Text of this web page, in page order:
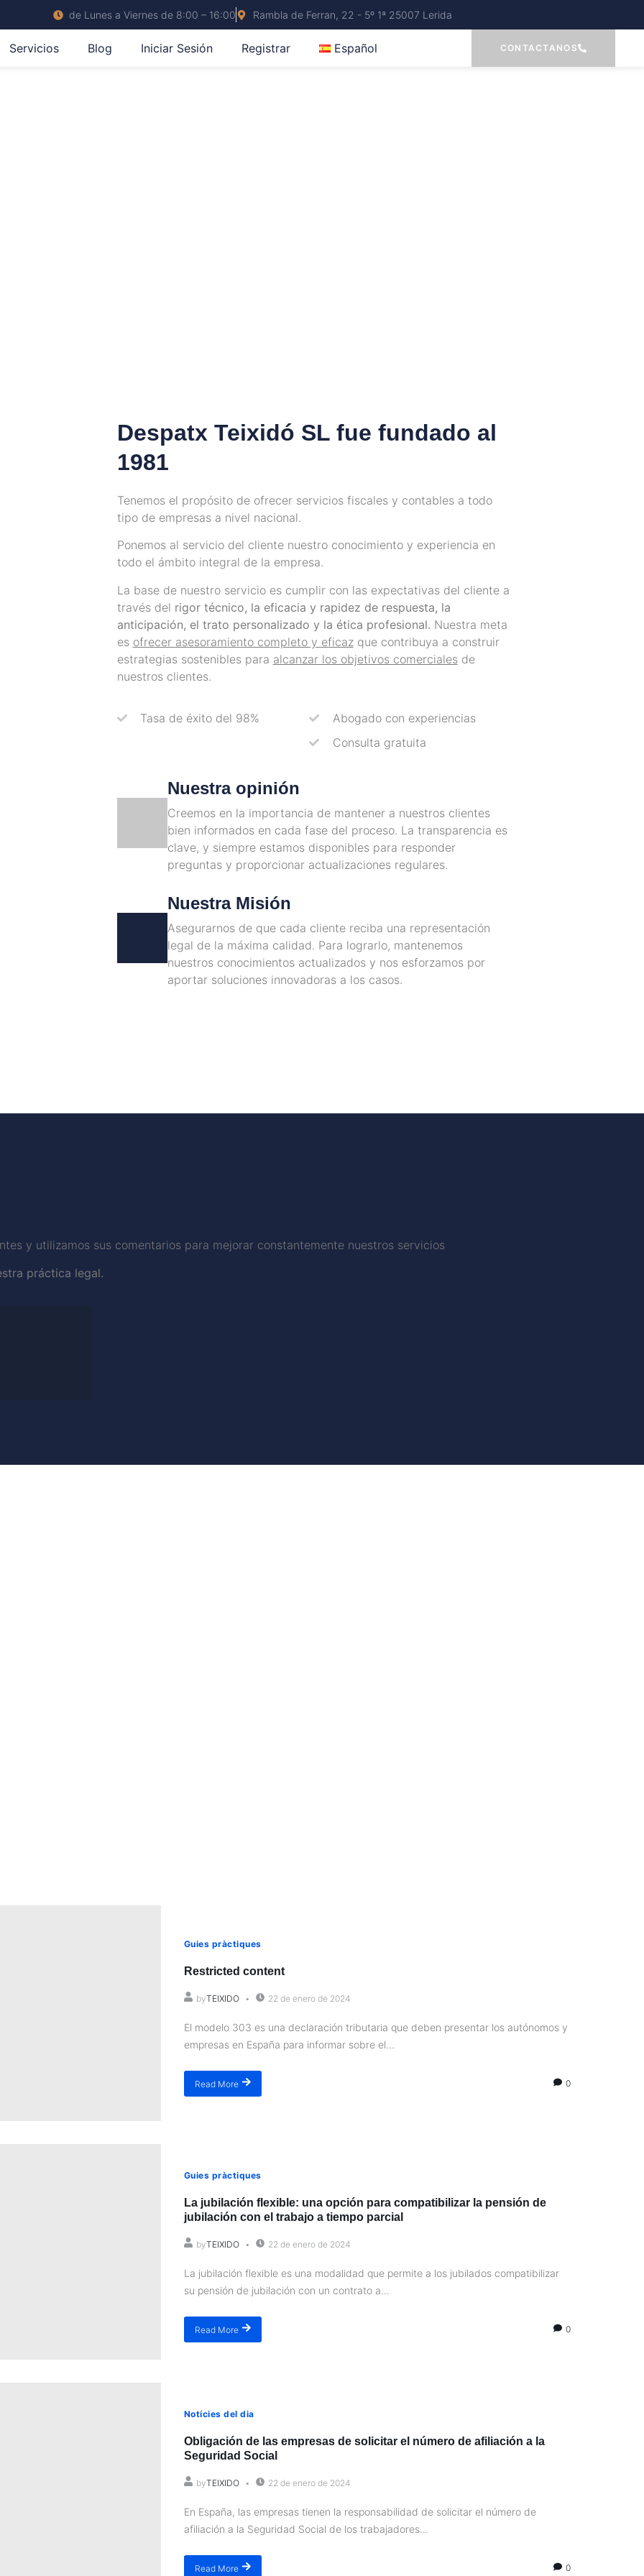
de Lunes a Viernes de 8:00 – 16:00 Rambla de Ferran, 22 - 5º 1ª 25007 Lerida
Servicios Blog Iniciar Sesión Registrar Español CONTACTANOS
Despatx Teixidó SL fue fundado al
1981
Tenemos el propósito de ofrecer servicios fiscales y contables a todo
tipo de empresas a nivel nacional.
Ponemos al servicio del cliente nuestro conocimiento y experiencia en
todo el ámbito integral de la empresa.
La base de nuestro servicio es cumplir con las expectativas del cliente a
través del rigor técnico, la eficacia y rapidez de respuesta, la
anticipación, el trato personalizado y la ética profesional. Nuestra meta
es ofrecer asesoramiento completo y eficazque contribuya a construir
estrategias sostenibles para alcanzar los objetivos comercialesde
nuestros clientes.
Tasa de éxito del 98%
Abogado con experiencias
Consulta gratuita
Nuestra opinión
Creemos en la importancia de mantener a nuestros clientes
bien informados en cada fase del proceso. La transparencia es
clave, y siempre estamos disponibles para responder
preguntas y proporcionar actualizaciones regulares.
Nuestra Misión
Asegurarnos de que cada cliente reciba una representación
legal de la máxima calidad. Para lograrlo, mantenemos
nuestros conocimientos actualizados y nos esforzamos por
aportar soluciones innovadoras a los casos.
y utilizamos sus comentarios para mejorar constantemente nuestros servicios
práctica legal.
Guies pràctiques
Restricted content
byTEIXIDO 22 de enero de 2024
El modelo 303 es una declaración tributaria que deben presentar los autónomos y
empresas en España para informar sobre el...
Read More 0
Guies pràctiques
La jubilación flexible: una opción para compatibilizar la pensión de
jubilación con el trabajo a tiempo parcial
byTEIXIDO 22 de enero de 2024
La jubilación flexible es una modalidad que permite a los jubilados compatibilizar
su pensión de jubilación con un contrato a...
Read More 0
Notícies del dia
Obligación de las empresas de solicitar el número de afiliación a la
Seguridad Social
byTEIXIDO 22 de enero de 2024
En España, las empresas tienen la responsabilidad de solicitar el número de
afiliación a la Seguridad Social de los trabajadores...
Read More 0